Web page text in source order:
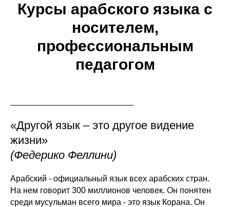
Курсы арабского языка с
носителем,
профессиональным
педагогом
«Другой язык – это другое видение
жизни»
(Федерико Феллини)
Арабский - официальный язык всех арабских стран.
На нем говорит 300 миллионов человек. Он понятен
среди мусульман всего мира - это язык Корана. Он